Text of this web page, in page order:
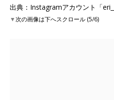
出典：Instagramアカウント「
▼次の画像は下へスクロール (5/6)